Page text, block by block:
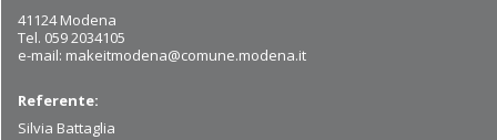
41124 Modena
Tel. 059 2034105
e-mail: makeitmodena@comune.modena.it
Referente:
Silvia Battaglia